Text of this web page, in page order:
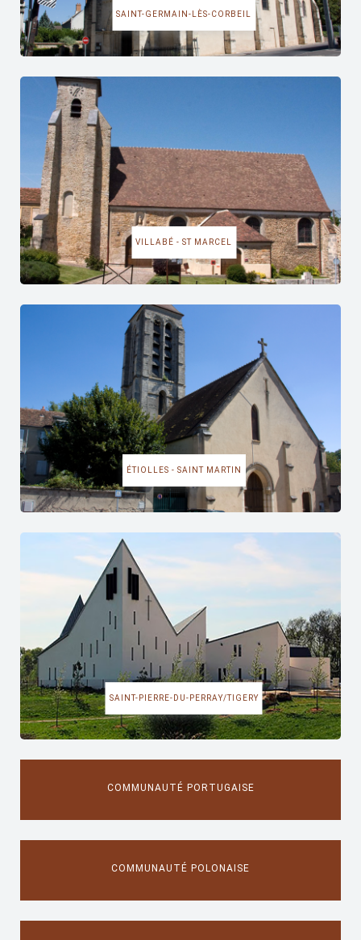
SAINT-GERMAIN-LÈS-CORBEIL
VILLABÉ - ST MARCEL
ÉTIOLLES - SAINT MARTIN
SAINT-PIERRE-DU-PERRAY/TIGERY
COMMUNAUTÉ PORTUGAISE
COMMUNAUTÉ POLONAISE